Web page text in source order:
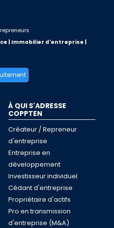
| Immobilier d'entreprise |
À QUI S'ADRESSE
COPPTEN
Créateur / Repreneur
d'entreprise
Entreprise en
développement
Investisseur individuel
Cédant d'entreprise
Propriétaire d'actifs
Pro en transmission
d'entreprise (M&A)